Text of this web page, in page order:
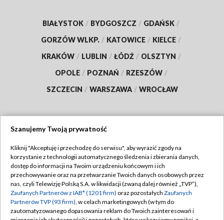
BIAŁYSTOK / BYDGOSZCZ / GDAŃSK /
GORZÓW WLKP. / KATOWICE / KIELCE /
KRAKÓW / LUBLIN / ŁÓDŹ / OLSZTYN /
OPOLE / POZNAŃ / RZESZÓW /
SZCZECIN / WARSZAWA / WROCŁAW
TVP
Abonament TVP
Emisja w TVP
Centrum informacji TVP
Regulamin TVP
Polityka prywatności
Moje zgody
Szanujemy Twoją prywatność
Kliknij "Akceptuję i przechodzę do serwisu", aby wyrazić zgody na
korzystanie z technologii automatycznego śledzenia i zbierania danych,
dostęp do informacji na Twoim urządzeniu końcowym i ich
przechowywanie oraz na przetwarzanie Twoich danych osobowych przez
nas, czyli Telewizję Polską S.A. w likwidacji (zwaną dalej również „TVP”),
Zaufanych Partnerów z IAB* (1201 firm) oraz pozostałych Zaufanych
Partnerów TVP (93 firm), w celach marketingowych (w tym do
zautomatyzowanego dopasowania reklam do Twoich zainteresowań i